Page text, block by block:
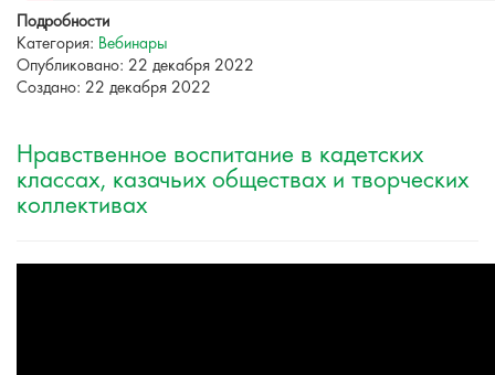
Подробности
Категория: Вебинары
Опубликовано: 22 декабря 2022
Создано: 22 декабря 2022
Нравственное воспитание в кадетских
классах, казачьих обществах и творческих
коллективах